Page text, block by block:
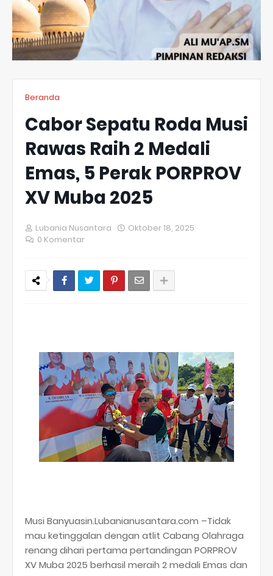
Beranda
Cabor Sepatu Roda Musi
Rawas Raih 2 Medali
Emas, 5 Perak PORPROV
XV Muba 2025
Lubania Nusantara
Oktober 18, 2025
0 Komentar
Musi Banyuasin.Lubanianusantara.com –Tidak
mau ketinggalan dengan atlit Cabang Olahraga
renang dihari pertama pertandingan PORPROV
XV Muba 2025 berhasil meraih 2 medali Emas dan